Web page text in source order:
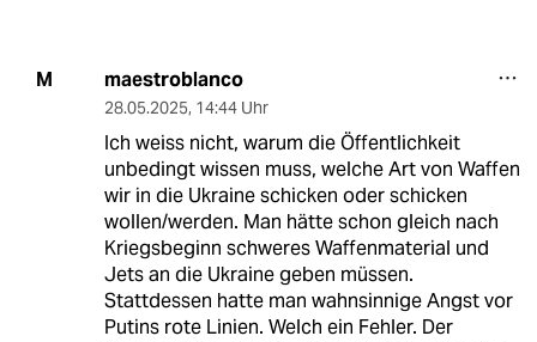
M maestroblanco
28.05.2025, 14:44 Uhr
Ich weiss nicht, warum die Öffentlichkeit
unbedingt wissen muss, welche Art von Waffen
wir in die Ukraine schicken oder schicken
wollen/werden. Man hätte schon gleich nach
Kriegsbeginn schweres Waffenmaterial und
Jets an die Ukraine geben müssen.
Stattdessen hatte man wahnsinnige Angst vor
Putins rote Linien. Welch ein Fehler. Der